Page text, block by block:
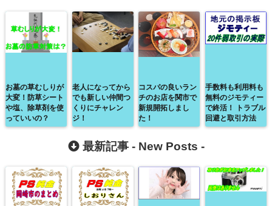
お墓の草むしりが
大変！防草シート
や塩、除草剤を使
っていいの？
老人になってから
でも新しい仲間つ
くりにチャレン
ジ！
コスパの良いラン
チのお店を関市で
新規開拓しまし
た！
手数料も利用料も
無料のジモティー
で終活！ トラブル
回避と取引方法
最新記事 - New Posts -